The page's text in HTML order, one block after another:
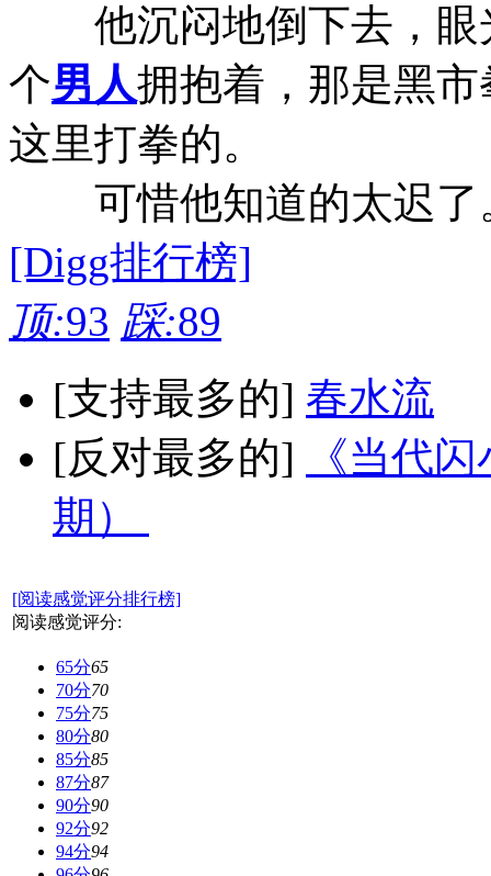
他沉闷地倒下去，眼
个男人拥抱着，那是黑
这里打拳的。
可惜他知道的太迟了
[Digg排行榜]
顶:93 踩:89
[支持最多的] 春水流
[反对最多的]
《当代
期）
[阅读感觉评分排行榜]
阅读感觉评分:
65分65
70分70
75分75
80分80
85分85
87分87
90分90
92分92
94分94